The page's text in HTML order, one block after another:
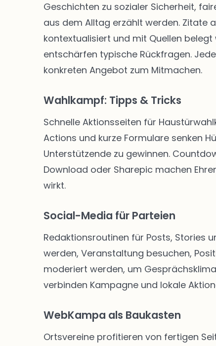
Geschichten zu sozialer Sicherheit,
aus dem Alltag erzählt werden. Zitate
kontextualisiert und mit Quellen
entschärfen typische Rückfragen.
konkreten Angebot zum Mitmachen.
Wahlkampf: Tipps & Tricks
Schnelle Aktionsseiten für
Actions und kurze Formulare senken
Unterstützende zu gewinnen.
Download oder Sharepic machen
wirkt.
Social-Media für Parteien
Redaktionsroutinen für Posts, Stories
werden, Veranstaltung besuchen,
moderiert werden, um
verbinden Kampagne und lokale
WebKampa als Baukasten
Ortsvereine profitieren von fertigen